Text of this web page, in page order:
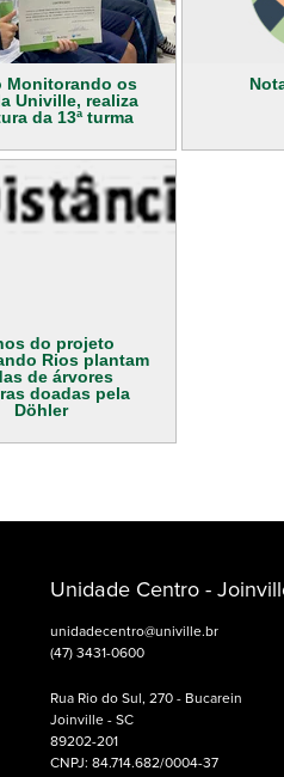
Monitorando os
Univille, realiza
da 13ª turma
do projeto
Rios plantam
de árvores
doadas pela
Döhler
Unidade Centro -
unidadecentro@univille.br
(47) 3431-0600
Rua Rio do Sul, 270 - Bucarein
Joinville - SC
89202-201
CNPJ: 84.714.682/0004-37